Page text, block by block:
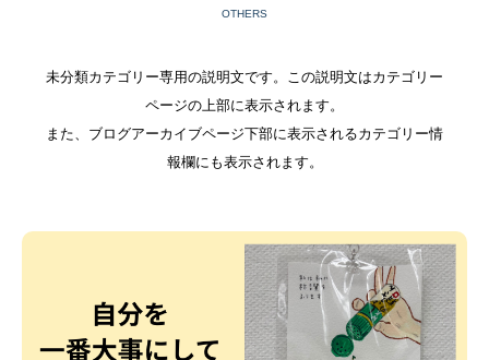
OTHERS
未分類カテゴリー専用の説明文です。この説明文はカテゴリー
ページの上部に表示されます。
また、ブログアーカイブページ下部に表示されるカテゴリー情
報欄にも表示されます。